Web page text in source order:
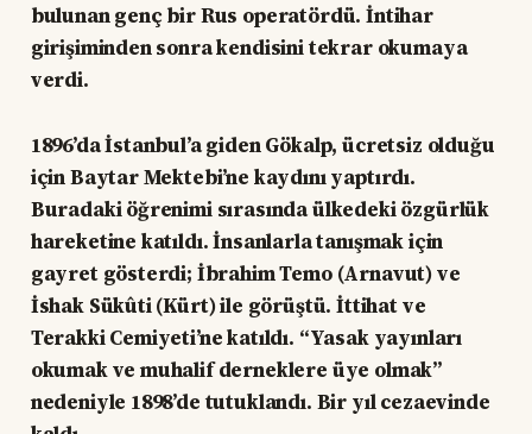
bulunan genç bir Rus operatördü. İntihar
girişiminden sonra kendisini tekrar okumaya
verdi.
1896’da İstanbul’a giden Gökalp, ücretsiz olduğu
için Baytar Mektebi’ne kaydını yaptırdı.
Buradaki öğrenimi sırasında ülkedeki özgürlük
hareketine katıldı. İnsanlarla tanışmak için
gayret gösterdi; İbrahim Temo (Arnavut) ve
İshak Sükûti (Kürt) ile görüştü. İttihat ve
Terakki Cemiyeti’ne katıldı. “Yasak yayınları
okumak ve muhalif derneklere üye olmak”
nedeniyle 1898’de tutuklandı. Bir yıl cezaevinde